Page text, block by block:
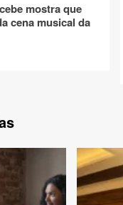
mostra que
cena musical da